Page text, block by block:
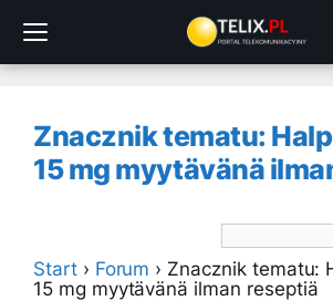
treści
Znacznik tematu:
15 mg myytävänä
Start › Forum › Znacznik tematu:
15 mg myytävänä ilman reseptiä